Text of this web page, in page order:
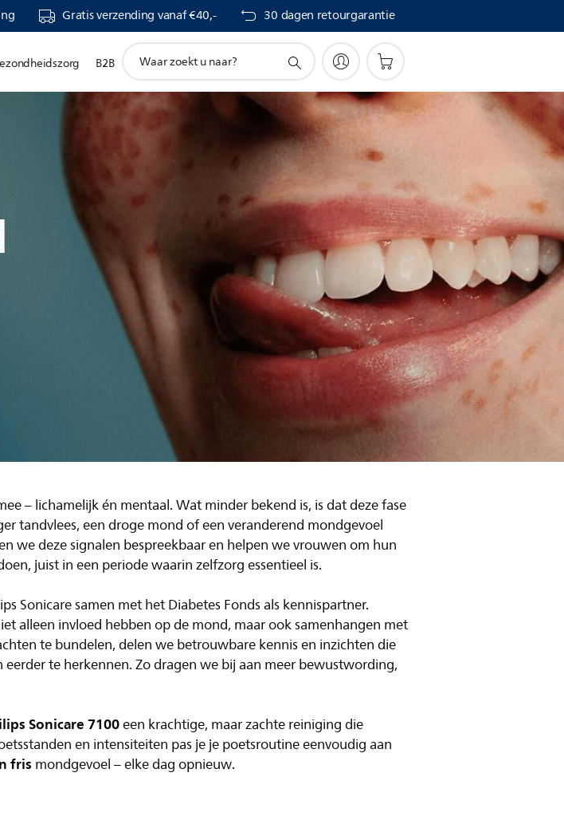
Gratis verzending vanaf €40,- 30 dagen retourgarantie
B2B
zoeken
– lichamelijk én mentaal. Wat minder bekend is, is dat deze fase
tandvlees, een droge mond of een veranderend mondgevoel
we deze signalen bespreekbaar en helpen we vrouwen om hun
juist in een periode waarin zelfzorg essentieel is.
Sonicare samen met het Diabetes Fonds als kennispartner.
alleen invloed hebben op de mond, maar ook samenhangen met
te bundelen, delen we betrouwbare kennis en inzichten die
te herkennen. Zo dragen we bij aan meer bewustwording,
Sonicare 7100een krachtige, maar zachte reiniging die
en intensiteiten pas je je poetsroutine eenvoudig aan
fris mondgevoel – elke dag opnieuw.